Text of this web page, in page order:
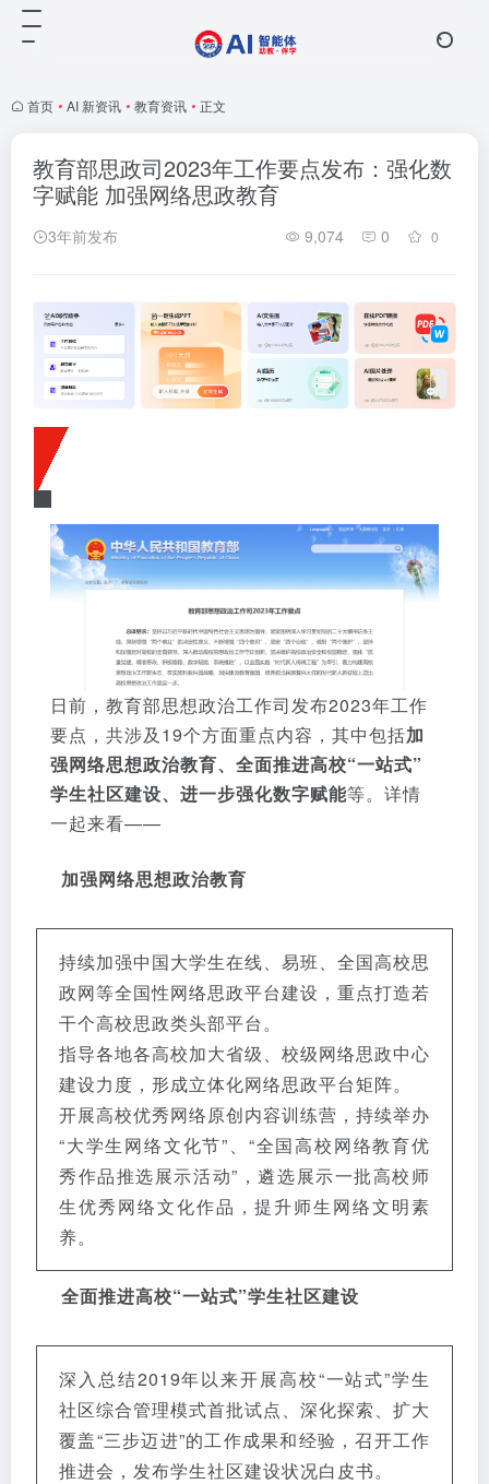
首页 • AI 新资讯 • 教育资讯 • 正文
教育部思政司2023年工作要点发布：强化数
字赋能 加强网络思政教育
3年前发布 9,074 0 0
日前，教育部思想政治工作司发布2023年工作
要点，共涉及19个方面重点内容，其中包括加
强网络思想政治教育、全面推进高校“一站式”
学生社区建设、进一步强化数字赋能等。详情
一起来看——
加强网络思想政治教育
持续加强中国大学生在线、易班、全国高校思
政网等全国性网络思政平台建设，重点打造若
干个高校思政类头部平台。
指导各地各高校加大省级、校级网络思政中心
建设力度，形成立体化网络思政平台矩阵。
开展高校优秀网络原创内容训练营，持续举办
“大学生网络文化节”、“全国高校网络教育优
秀作品推选展示活动”，遴选展示一批高校师
生优秀网络文化作品，提升师生网络文明素
养。
全面推进高校“一站式”学生社区建设
深入总结2019年以来开展高校“一站式”学生
社区综合管理模式首批试点、深化探索、扩大
覆盖“三步迈进”的工作成果和经验，召开工作
推进会，发布学生社区建设状况白皮书。